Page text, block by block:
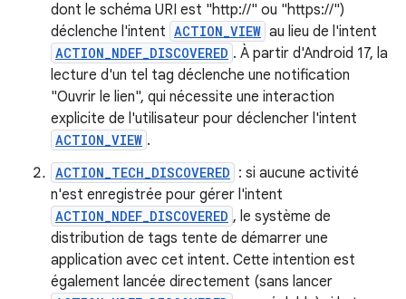
dont le schéma URI est "http://" ou "https://")
déclenche l'intent ACTION_VIEW au lieu de l'intent
ACTION_NDEF_DISCOVERED . À partir d'Android 17, la
lecture d'un tel tag déclenche une notification
"Ouvrir le lien", qui nécessite une interaction
explicite de l'utilisateur pour déclencher l'intent
ACTION_VIEW .
ACTION_TECH_DISCOVERED : si aucune activité
n'est enregistrée pour gérer l'intent
ACTION_NDEF_DISCOVERED , le système de
distribution de tags tente de démarrer une
application avec cet intent. Cette intention est
également lancée directement (sans lancer